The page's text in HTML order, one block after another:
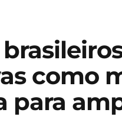
como
para